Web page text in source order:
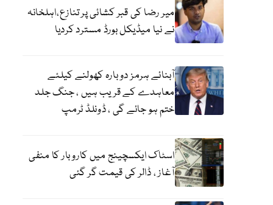
میر رضا کی قبر کشائی پر تنازع،اہلخانہ
نے نیا میڈیکل بورڈ مسترد کردیا
آبنائے ہرمز دوبارہ کھولنے کیلئے
معاہدے کے قریب ہیں ، جنگ جلد
ختم ہو جائے گی ، ڈونلڈ ٹرمپ
اسٹاک ایکسچینج میں کاروبار کا منفی
آغاز ، ڈالر کی قیمت گر گئی